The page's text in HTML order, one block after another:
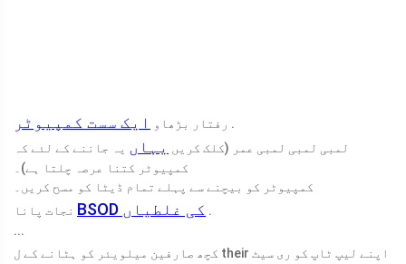
رفتار بڑھاو ایک سست کمپیوٹر
.
لمبی لمبی لمبی عمر (کلک کریں
یہاں یہ جاننے کے لئے کہ
کمپیوٹر کتنا عرصہ چلتا ہے)۔
کمپیوٹر کو بیچنے سے پہلے تمام ڈیٹا کو مسح کریں۔
BSOD کی غلطیاں .
...
کچھ صارفین میلویئر کو ہٹانے کے ل their اپنے لیپ ٹاپ کو ری سیٹ